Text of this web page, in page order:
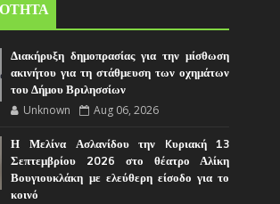
Διακήρυξη δημοπρασίας για την μίσθωση
ακινήτου για τη στάθμευση των οχημάτων
του Δήμου Βριλησσίων
Unknown Aug 06, 2026
Η Μελίνα Ασλανίδου την Kυριακή 13
Σεπτεμβρίου 2026 στο θέατρο Αλίκη
Βουγιουκλάκη με ελεύθερη είσοδο για το
κοινό